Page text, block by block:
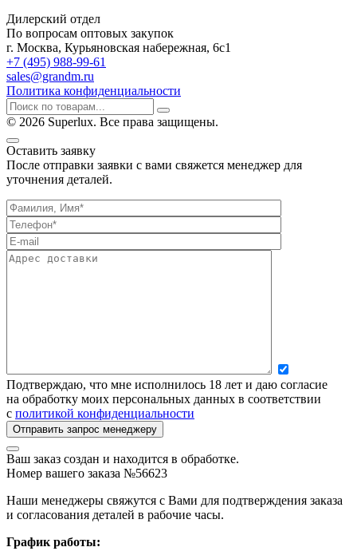
Дилерский отдел
По вопросам оптовых закупок
г. Москва, Курьяновская набережная, 6с1
+7 (495) 988-99-61
sales@grandm.ru
Политика конфиденциальности
© 2026 Superlux. Все права защищены.
Оставить заявку
После отправки заявки с вами свяжется менеджер для
уточнения деталей.
Подтверждаю, что мне исполнилось 18 лет и даю согласие
на обработку моих персональных данных в соответствии
с политикой конфиденциальности
Ваш заказ создан и находится в обработке.
Номер вашего заказа №56623
Наши менеджеры свяжутся с Вами для подтверждения заказа
и согласования деталей в рабочие часы.
График работы: